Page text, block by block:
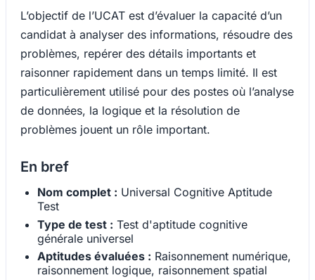
L’objectif de l’UCAT est d’évaluer la capacité d’un
candidat à analyser des informations, résoudre des
problèmes, repérer des détails importants et
raisonner rapidement dans un temps limité. Il est
particulièrement utilisé pour des postes où l’analyse
de données, la logique et la résolution de
problèmes jouent un rôle important.
En bref
Nom complet : Universal Cognitive Aptitude
Test
Type de test : Test d'aptitude cognitive
générale universel
Aptitudes évaluées : Raisonnement numérique,
raisonnement logique, raisonnement spatial